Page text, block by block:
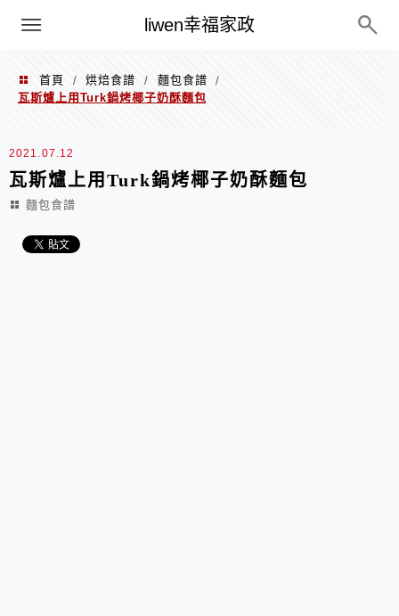
liwen幸福家政
menu
首頁 / 烘焙食譜 / 麵包食譜
/
瓦斯爐上用Turk鍋烤椰子奶酥麵包
2021.07.12
瓦斯爐上用Turk鍋烤椰子奶酥麵包
麵包食譜